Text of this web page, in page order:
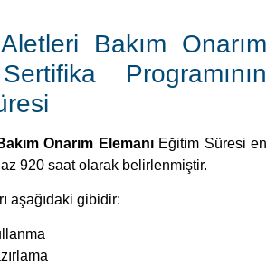
Bakım Onarım
Programının
Onarım Elemanı Eğitim Süresi en
920 saat olarak belirlenmiştir.
aşağıdaki gibidir: